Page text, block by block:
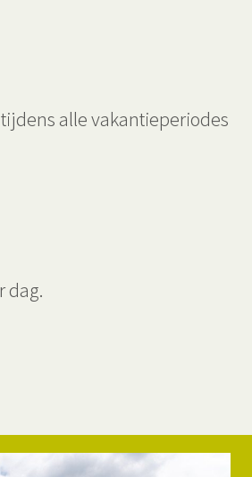
alle vakantieperiodes
dag.